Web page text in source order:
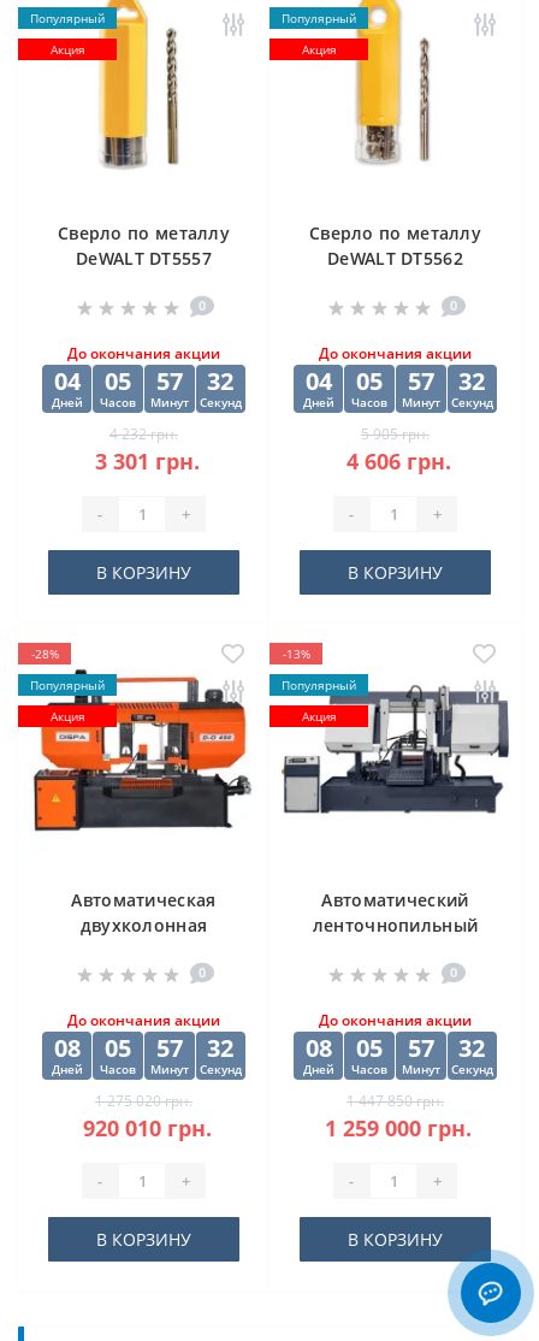
Популярный
Акция
Cверлo по металлу
DeWALT DT5557
10х84х133 мм
0
До окончания акции
04
Дней
05
Часов
57
Минут
30
Секунд
4 232 грн.
3 301 грн.
- +
В КОРЗИНУ
Популярный
Акция
Cверлo по металлу
DeWALT DT5562
(10 шт) 12.5х98х151
0
До окончания акции
04
Дней
05
Часов
57
Минут
30
Секунд
5 905 грн.
4 606 грн.
- +
В КОРЗИНУ
-28%
Популярный
Акция
Автоматическая
двухколонная
DISPA MAKINA D-O
0
До окончания акции
08
Дней
05
Часов
57
Минут
30
Секунд
1 275 020 грн.
920 010 грн.
- +
В КОРЗИНУ
-13%
Популярный
Акция
Автоматический
ленточнопильный
500SA
0
До окончания акции
08
Дней
05
Часов
57
Минут
30
Секунд
1 447 850 грн.
1 259 000 грн.
- +
В КОРЗИНУ